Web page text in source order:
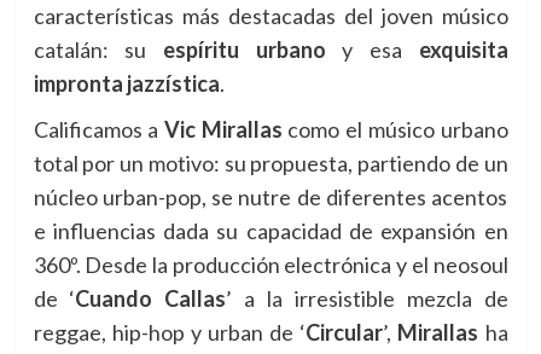
características más destacadas del joven músico
catalán: su espíritu urbano y esa exquisita
impronta jazzística.
Calificamos a Vic Mirallas como el músico urbano
total por un motivo: su propuesta, partiendo de un
núcleo urban-pop, se nutre de diferentes acentos
e influencias dada su capacidad de expansión en
360º. Desde la producción electrónica y el neosoul
de ‘Cuando Callas’ a la irresistible mezcla de
reggae, hip-hop y urban de ‘Circular’, Mirallas ha